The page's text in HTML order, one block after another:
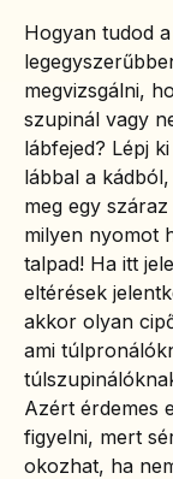
Hogyan tudod a
megvizsgálni,
szupinál vagy
lábfejed? Lépj
lábbal a
meg egy
milyen nyomot
talpad! Ha itt
eltérések
akkor olyan
ami
Azért érdemes
figyelni, mert
okozhat, ha